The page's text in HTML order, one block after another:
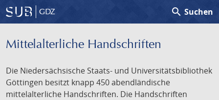
GDZ search Suchen
Mittelalterliche Handschriften
Die Niedersächsische Staats- und Universitätsbibliothek
Göttingen besitzt knapp 450 abendländische
mittelalterliche Handschriften. Die Handschriften